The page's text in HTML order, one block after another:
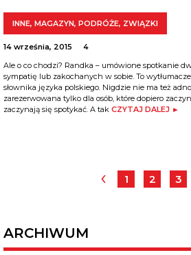
INNE, MAGAZYN, PODRÓŻE, ZWIĄZKI
14 września, 2015
4
Ale o co chodzi? Randka – umówione spotkanie
sympatię lub zakochanych w sobie. To
słownika języka polskiego. Nigdzie nie ma też
zarezerwowana tylko dla osób, które dopiero
zaczynają się spotykać. A tak CZYTAJ DALEJ ►
‹ 1 2 3
ARCHIWUM